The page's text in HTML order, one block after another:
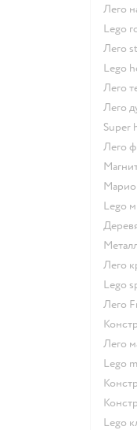
Лего
Lego
Лего
Lego
Лего
Лего
Super
Лего
Lego
Лего
Lego
Лего
Лего
Lego
Lego